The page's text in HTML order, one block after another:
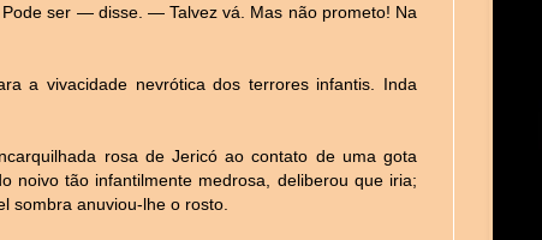
ser — disse. — Talvez vá. Mas não prometo! Na
a vivacidade nevrótica dos terrores infantis. Inda
rosa de Jericó ao contato de uma gota
noivo tão infantilmente medrosa, deliberou que iria;
sombra anuviou-lhe o rosto.